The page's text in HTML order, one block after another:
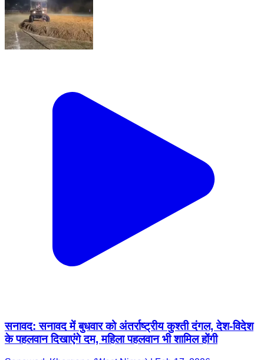
सनावद: सनावद में बुधवार को अंतर्राष्ट्रीय कुश्ती दंगल, देश-विदेश
के पहलवान दिखाएंगे दम, महिला पहलवान भी शामिल होंगी